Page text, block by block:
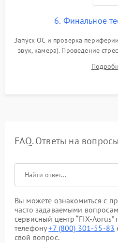
6. Финальное
Запуск ОС и проверка
звук, камера). Проведение
для контроля
системы под
FAQ. Ответы на вопросы
Вы можете ознакомиться с
часто задаваемыми
сервисный центр “FIX-
телефону+7 (800) 301-55-83
свой вопрос.